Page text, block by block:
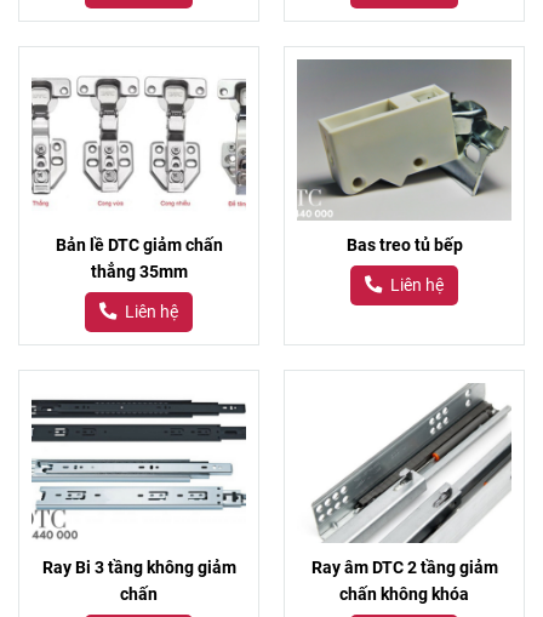
Bản lề DTC giảm chấn
thẳng 35mm
Liên hệ
Bas treo tủ bếp
Liên hệ
Ray Bi 3 tầng không giảm
chấn
Ray âm DTC 2 tầng giảm
chấn không khóa